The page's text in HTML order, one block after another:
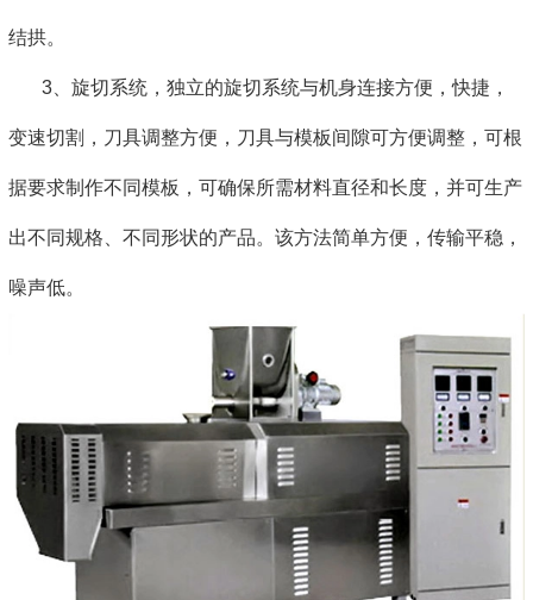
结拱。
3、旋切系统，独立的旋切系统与机身连接方便，快捷，
变速切割，刀具调整方便，刀具与模板间隙可方便调整，可根
据要求制作不同模板，可确保所需材料直径和长度，并可生产
出不同规格、不同形状的产品。该方法简单方便，传输平稳，
噪声低。